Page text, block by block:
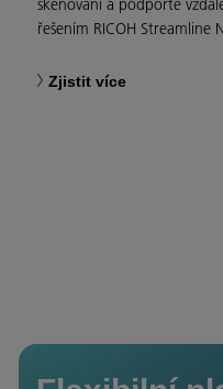
skenování a podpořte
řešením RICOH Streamline
Zjistit více